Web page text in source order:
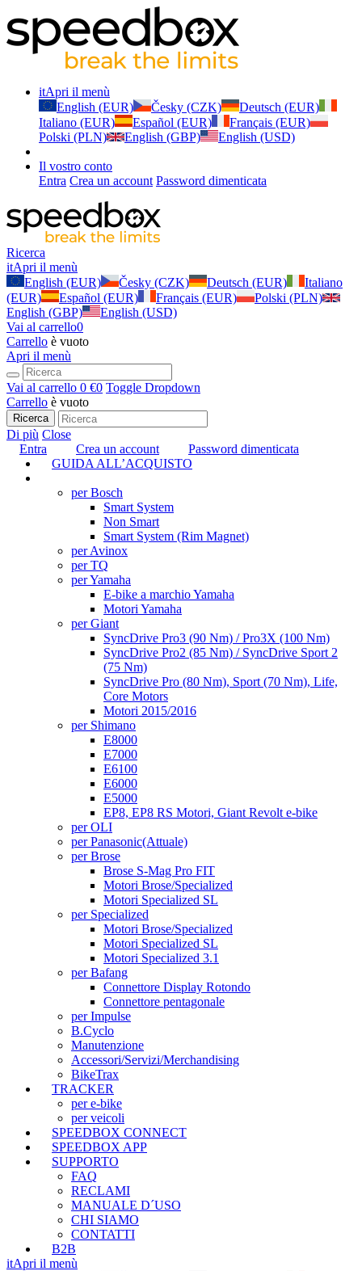
itApri il menù
English (EUR)
Česky (CZK)
Deutsch (EUR)
Italiano (EUR)
Español (EUR)
Français (EUR)
Polski (PLN)
English (GBP) English (USD)
Il vostro conto
Entra Crea un account Password dimenticata
Ricerca
itApri il menù
English (EUR)
Česky (CZK) Deutsch (EUR)
Italiano
(EUR)
Español (EUR) Français (EUR)
Polski (PLN)
English (GBP)
English (USD)
Vai al carrello0
Carrello è vuoto
Apri il menù
Vai al carrello 0 €0 Toggle Dropdown
Carrello è vuoto
Ricerca
Di più Close
Entra
Crea un account
Password dimenticata
GUIDA ALL’ACQUISTO
per Bosch
Smart System
Non Smart
Smart System (Rim Magnet)
per Avinox
per TQ
per Yamaha
E-bike a marchio Yamaha
Motori Yamaha
per Giant
SyncDrive Pro3 (90 Nm) / Pro3X (100 Nm)
SyncDrive Pro2 (85 Nm) / SyncDrive Sport 2
(75 Nm)
SyncDrive Pro (80 Nm), Sport (70 Nm), Life,
Core Motors
Motori 2015/2016
per Shimano
E8000
E7000
E6100
E6000
E5000
EP8, EP8 RS Motori, Giant Revolt e-bike
per OLI
per Panasonic(Attuale)
per Brose
Brose S-Mag Pro FIT
Motori Brose/Specialized
Motori Specialized SL
per Specialized
Motori Brose/Specialized
Motori Specialized SL
Motori Specialized 3.1
per Bafang
Connettore Display Rotondo
Connettore pentagonale
per Impulse
B.Cyclo
Manutenzione
Accessori/Servizi/Merchandising
BikeTrax
TRACKER
per e-bike
per veicoli
SPEEDBOX CONNECT
SPEEDBOX APP
SUPPORTO
FAQ
RECLAMI
MANUALE D´USO
CHI SIAMO
CONTATTI
B2B
itApri il menù